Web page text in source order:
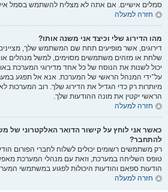
סמלים אישיים. אם אתה לא מצליח להשתמש בסמל
חזרה למעלה
מהו הדירוג שלי וכיצד אני משנה אותו?
דירוגים, אשר מופיעים תחת שם המשתמש שלך,
שלחת או מזהים משתמשים מסוימים, למשל מנהלים או
יכול לשנות את הנוסח של כל אחד מדירוגי המערכת
על־ידי המנהל הראשי של המערכת. אנא אל תפגע
מיותרות רק כדי הגדיל את הדירוג שלך. רוב המערכות
הראשי יקטין את מונה ההודעות שלך.
חזרה למעלה
כאשר אני לוחץ על קישור הדואר האלקטרוני
להתחבר?
רק משתמשים רשומים יכולים לשלוח לחברי הפורום
טופס השליחה במערכת, וזאת עם מנהלי המערכת
הודעות ספאם והודעות היכולות לפגוע במשתמשי
חזרה למעלה